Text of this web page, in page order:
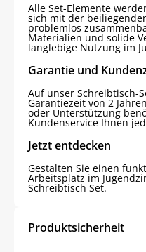
Alle Set-Elemente
sich mit der
problemlos
Materialien und solide
langlebige Nutzung im
Garantie und
Auf unser Schreibtisch-
Garantiezeit von 2
oder Unterstützung
Kundenservice Ihnen
Jetzt entdecken
Gestalten Sie einen
Arbeitsplatz im
Schreibtisch Set.
Produktsicherheit